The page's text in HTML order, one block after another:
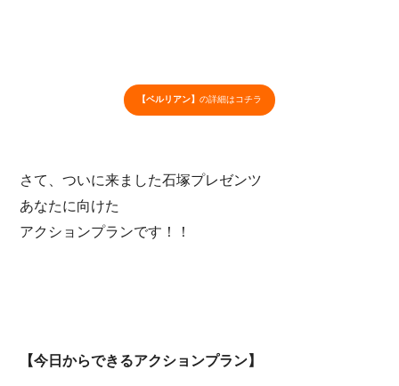
【ベルリアン】 の詳細はコチラ
さて、ついに来ました石塚プレゼンツ
あなたに向けた
アクションプランです！！
【今日からできるアクションプラン】